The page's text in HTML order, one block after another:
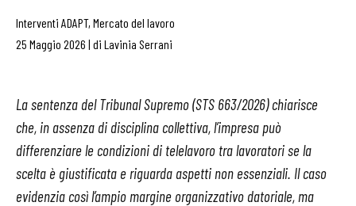
Interventi ADAPT, Mercato del lavoro
25 Maggio 2026 | di Lavinia Serrani
La sentenza del Tribunal Supremo (STS 663/2026) chiarisce
che, in assenza di disciplina collettiva, l’impresa può
differenziare le condizioni di telelavoro tra lavoratori se la
scelta è giustificata e riguarda aspetti non essenziali. Il caso
evidenzia così l’ampio margine organizzativo datoriale, ma